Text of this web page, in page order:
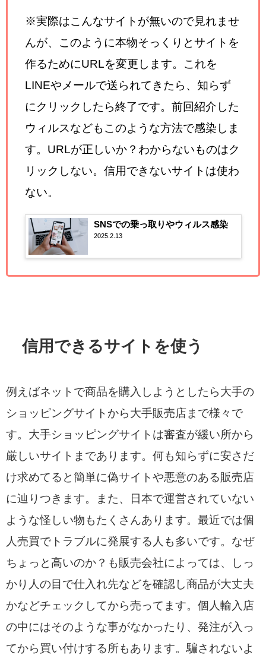
※実際はこんなサイトが無いので見れませ
んが、このように本物そっくりとサイトを
作るためにURLを変更します。これを
LINEやメールで送られてきたら、知らず
にクリックしたら終了です。前回紹介した
ウィルスなどもこのような方法で感染しま
す。URLが正しいか？わからないものはク
リックしない。信用できないサイトは使わ
ない。
SNSでの乗っ取りやウィルス感染
2025.2.13
信用できるサイトを使う
例えばネットで商品を購入しようとしたら大手の
ショッピングサイトから大手販売店まで様々で
す。大手ショッピングサイトは審査が緩い所から
厳しいサイトまであります。何も知らずに安さだ
け求めてると簡単に偽サイトや悪意のある販売店
に辿りつきます。また、日本で運営されていない
ような怪しい物もたくさんあります。最近では個
人売買でトラブルに発展する人も多いです。なぜ
ちょっと高いのか？も販売会社によっては、しっ
かり人の目で仕入れ先などを確認し商品が大丈夫
かなどチェックしてから売ってます。個人輸入店
の中にはそのような事がなかったり、発注が入っ
てから買い付けする所もあります。騙されないよ